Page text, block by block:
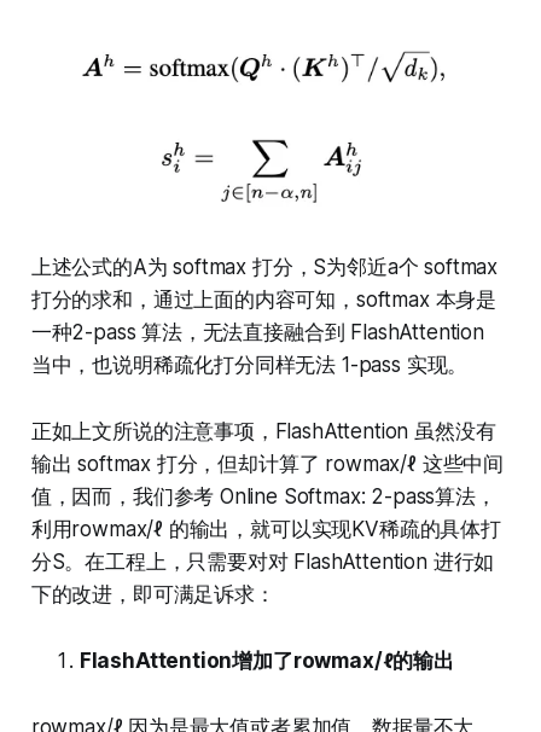
上述公式的A为 softmax 打分，S为邻近a个 softmax
打分的求和，通过上面的内容可知，softmax 本身是
一种2-pass 算法，无法直接融合到 FlashAttention
当中，也说明稀疏化打分同样无法 1-pass 实现。
正如上文所说的注意事项，FlashAttention 虽然没有
输出 softmax 打分，但却计算了 rowmax/ℓ 这些中间
值，因而，我们参考 Online Softmax: 2-pass算法，
利用rowmax/ℓ 的输出，就可以实现KV稀疏的具体打
分S。在工程上，只需要对对 FlashAttention 进行如
下的改进，即可满足诉求：
FlashAttention增加了rowmax/ℓ的输出
rowmax/ℓ 因为是最大值或者累加值，数据量不大，